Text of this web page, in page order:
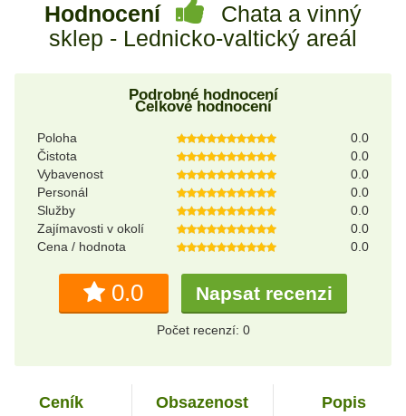
Hodnocení
Chata a vinný
sklep - Lednicko-valtický areál
Podrobné hodnocení
Celkové hodnocení
Poloha
0.0
Čistota
0.0
Vybavenost
0.0
Personál
0.0
Služby
0.0
Zajímavosti v okolí
0.0
Cena / hodnota
0.0
0.0 Napsat recenzi
Počet recenzí: 0
Ceník Obsazenost Popis